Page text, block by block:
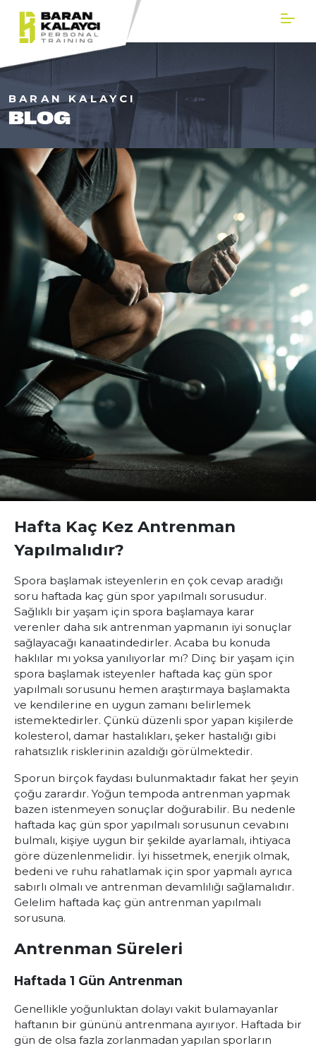
BARAN KALAYCI
BLOG
Hafta Kaç Kez Antrenman
Yapılmalıdır?
Spora başlamak isteyenlerin en çok cevap aradığı
soru haftada kaç gün spor yapılmalı sorusudur.
Sağlıklı bir yaşam için spora başlamaya karar
verenler daha sık antrenman yapmanın iyi sonuçlar
sağlayacağı kanaatindedirler. Acaba bu konuda
haklılar mı yoksa yanılıyorlar mı? Dinç bir yaşam için
spora başlamak isteyenler haftada kaç gün spor
yapılmalı sorusunu hemen araştırmaya başlamakta
ve kendilerine en uygun zamanı belirlemek
istemektedirler. Çünkü düzenli spor yapan kişilerde
kolesterol, damar hastalıkları, şeker hastalığı gibi
rahatsızlık risklerinin azaldığı görülmektedir.
Sporun birçok faydası bulunmaktadır fakat her şeyin
çoğu zarardır. Yoğun tempoda antrenman yapmak
bazen istenmeyen sonuçlar doğurabilir. Bu nedenle
haftada kaç gün spor yapılmalı sorusunun cevabını
bulmalı, kişiye uygun bir şekilde ayarlamalı, ihtiyaca
göre düzenlenmelidir. İyi hissetmek, enerjik olmak,
bedeni ve ruhu rahatlamak için spor yapmalı ayrıca
sabırlı olmalı ve antrenman devamlılığı sağlamalıdır.
Gelelim haftada kaç gün antrenman yapılmalı
sorusuna.
Antrenman Süreleri
Haftada 1 Gün Antrenman
Genellikle yoğunluktan dolayı vakit bulamayanlar
haftanın bir gününü antrenmana ayırıyor. Haftada bir
gün de olsa fazla zorlanmadan yapılan sporların